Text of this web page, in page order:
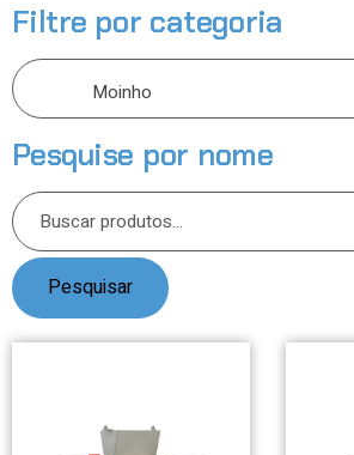
Filtre por categoria
Moinho
Pesquise por nome
Pesquisar